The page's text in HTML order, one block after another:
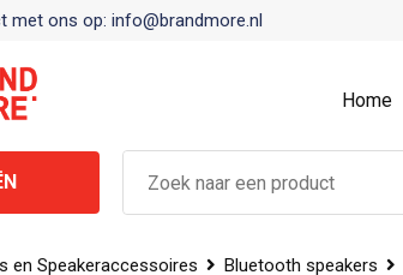
met ons op: info@brandmore.nl
Home
en Speakeraccessoires Bluetooth speakers